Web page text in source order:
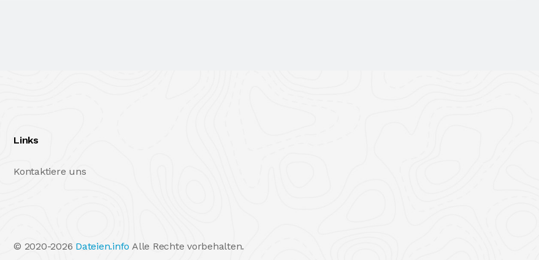
Links
Kontaktiere uns
© 2020-2026 Dateien.info Alle Rechte vorbehalten.